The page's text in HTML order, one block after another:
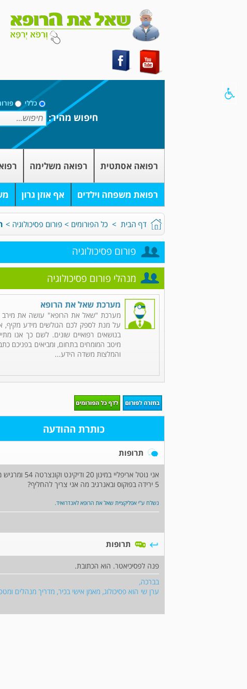
כללי
חיפוש מהיר:
רפואה אסתטית רפואה משלימה
רפואת משפחה וילדים אף אוזן גרון
דף הבית > כל הפורומים > פורום פסיכולוגיה >
פורום פסיכולוגיה
מנהלי פורום פסיכולוגיה
מערכת שאל את הרופא
מערכת "שאל את הרופא" עושה את מירב
על מנת לספק לכם הגולשים מידע מקיף,
בנושאים רפואיים שונים. לשם כך אנו
מיטב המומחים בתחום, ומביאים בפניכם
והמלצות משדה הידע...
כותרת ההודעה
תרופות
5 ירידה בפוקוס ובאנרגיב מה אני צריך להחליף?
נשלח ע"י אפליקציית שאל את הרופא לאנדרואיד.
תרופות
פנה לפסיכיאטר. הוא הכתובת.
בברכה,
ערן שי הוא פסיכולוג, מאמן אישי בכיר, מדריך מנהלים